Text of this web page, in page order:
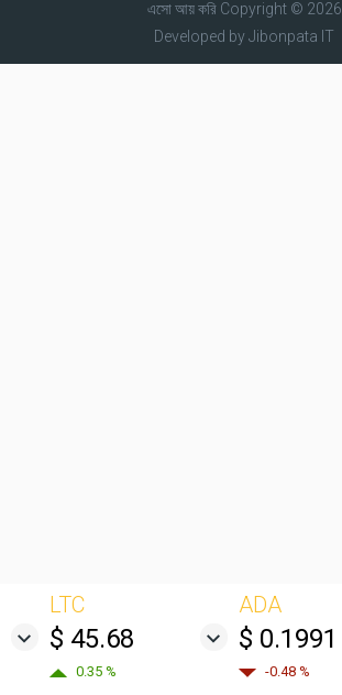
এসো আয় করিCopyright © 2026.
Developed byJibonpata IT
LTC
$ 45.68
0.35 %
ADA
$ 0.1991
-0.48 %